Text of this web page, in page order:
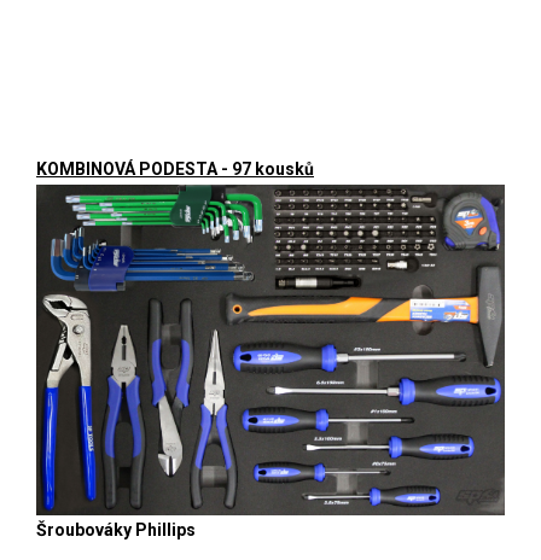
KOMBINOVÁ PODESTA - 97 kousků
Šroubováky Phillips